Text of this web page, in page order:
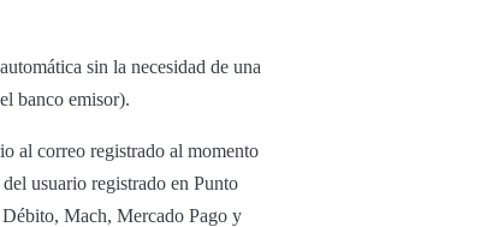
sin la necesidad de una
banco emisor).
al correo registrado al momento
usuario registrado en Punto
Mach, Mercado Pago y